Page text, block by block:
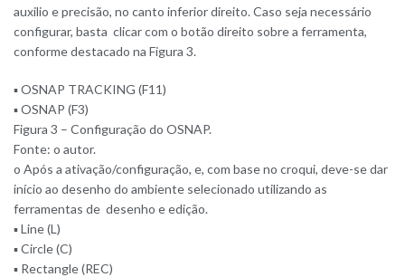
auxilio e precisão, no canto inferior direito. Caso seja necessário
configurar, basta clicar com o botão direito sobre a ferramenta,
conforme destacado na Figura 3.
▪ OSNAP TRACKING (F11)
▪ OSNAP (F3)
Figura 3 – Configuração do OSNAP.
Fonte: o autor.
o Após a ativação/configuração, e, com base no croqui, deve-se dar
início ao desenho do ambiente selecionado utilizando as
ferramentas de desenho e edição.
▪ Line (L)
▪ Circle (C)
▪ Rectangle (REC)